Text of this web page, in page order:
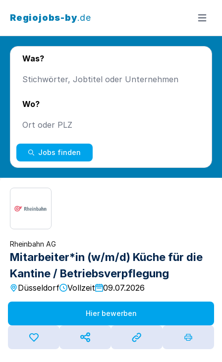
Regiojobs-by.de Menü
Was?
Wo?
Jobs finden
Rheinbahn AG
Mitarbeiter*in (w/m/d) Küche für die
Kantine / Betriebsverpflegung
Düsseldorf Vollzeit 09.07.2026
Hier bewerben